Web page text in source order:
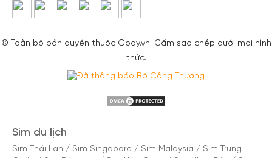
© Toàn bộ bản quyền thuộc Gody.vn. Cấm sao chép dưới mọi hình
thức.
Sim du lịch
Sim Thái Lan / Sim Singapore / Sim Malaysia / Sim Trung